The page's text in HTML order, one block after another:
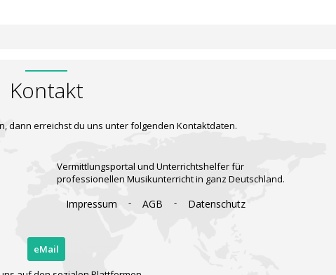
Kontakt
dann erreichst du uns unter folgenden Kontaktdaten.
Vermittlungsportal und Unterrichtshelfer für
professionellen Musikunterricht in ganz Deutschland.
Impressum - AGB - Datenschutz
eMail